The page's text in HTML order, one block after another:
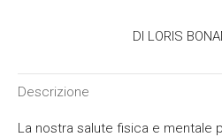
DI LORIS
Descrizione
La nostra salute fisica e mentale